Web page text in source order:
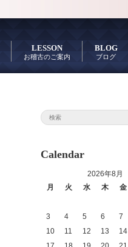
LESSON
お稽古のご案内
BLOG
ブログ
Calendar
2026年8月
月
火 水 木 金
3
4 5 6 7
10
11 12 13 14